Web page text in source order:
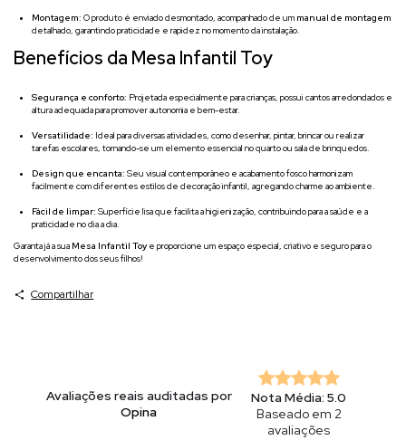
Montagem: O produto é enviado desmontado, acompanhado de um manual de montagem
detalhado, garantindo praticidade e rapidez no momento da instalação.
Benefícios da Mesa Infantil Toy
Segurança e conforto: Projetada especialmente para crianças, possui cantos arredondados e
altura adequada para promover autonomia e bem-estar.
Versatilidade: Ideal para diversas atividades, como desenhar, pintar, brincar ou realizar
tarefas escolares, tornando-se um elemento essencial no quarto ou sala de brinquedos.
Design que encanta: Seu visual contemporâneo e acabamento fosco harmonizam
facilmente com diferentes estilos de decoração infantil, agregando charme ao ambiente.
Fácil de limpar: Superfície lisa que facilita a higienização, contribuindo para a saúde e a
praticidade no dia a dia.
Garanta já a sua Mesa Infantil Toye proporcione um espaço especial, criativo e seguro para o
desenvolvimento dos seus filhos!
Compartilhar
Avaliações reais auditadas por
Opina
Nota Média: 5.0
Baseado em 2
avaliações